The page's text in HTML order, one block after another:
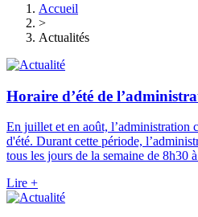
Accueil
>
Actualités
Horaire d’été de
En juillet et en août, l’administration
d'été. Durant cette période,
tous les jours de la semaine de 8h30
Lire +